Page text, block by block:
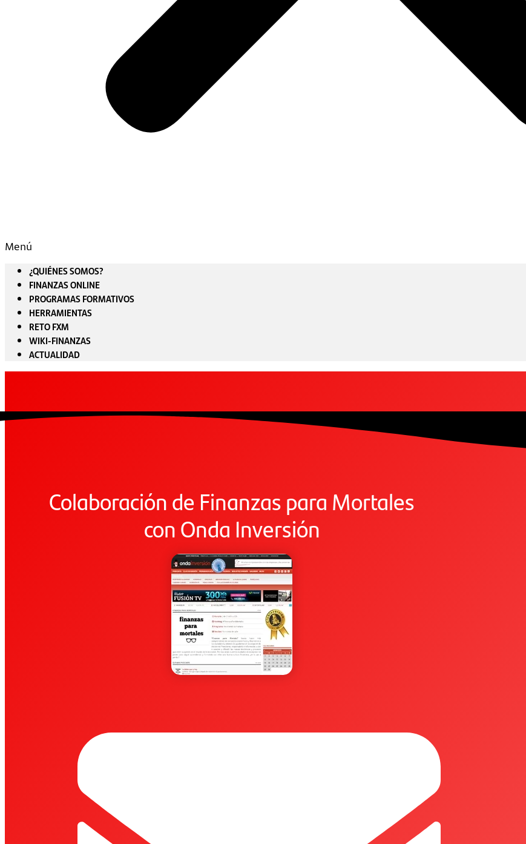
Menú
¿QUIÉNES SOMOS?
FINANZAS ONLINE
PROGRAMAS FORMATIVOS
HERRAMIENTAS
RETO FXM
WIKI-FINANZAS
ACTUALIDAD
Colaboración de Finanzas para Mortales
con Onda Inversión